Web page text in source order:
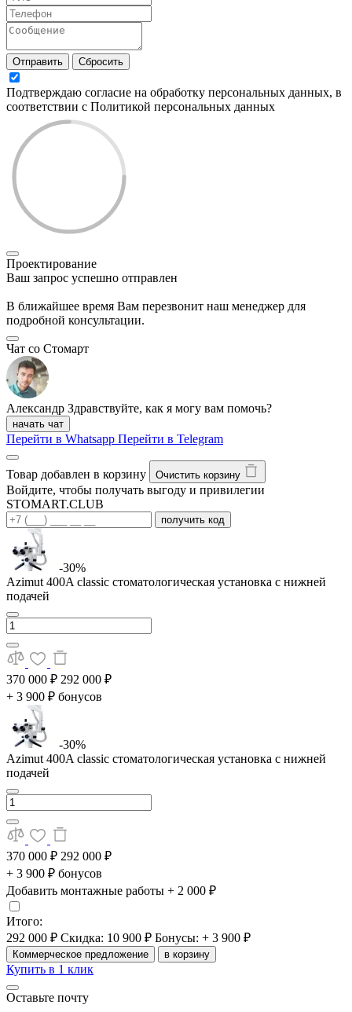
Отправить Сбросить
Подтверждаю согласие на обработку персональных данных, в
соответствии с Политикой персональных данных
Проектирование
Ваш запрос успешно отправлен
В ближайшее время Вам перезвонит наш менеджер для
подробной консультации.
Чат со Стомарт
Александр Здравствуйте, как я могу вам помочь?
начать чат
Перейти в Whatsapp Перейти в Telegram
Товар добавлен в корзину Очистить корзину
Войдите, чтобы получать выгоду и привилегии
STOMART.CLUB
получить код
-30%
Azimut 400A classic стоматологическая установка с нижней
подачей
370 000 ₽ 292 000 ₽
+ 3 900 ₽ бонусов
-30%
Azimut 400A classic стоматологическая установка с нижней
подачей
370 000 ₽ 292 000 ₽
+ 3 900 ₽ бонусов
Добавить монтажные работы + 2 000 ₽
Итого:
292 000 ₽ Скидка: 10 900 ₽ Бонусы: + 3 900 ₽
Коммерческое предложение в корзину
Купить в 1 клик
Оставьте почту